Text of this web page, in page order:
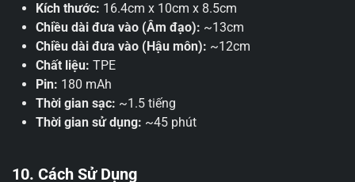
Kích thước: 16.4cm x 10cm x 8.5cm
Chiều dài đưa vào (Âm đạo): ~13cm
Chiều dài đưa vào (Hậu môn): ~12cm
Chất liệu: TPE
Pin: 180 mAh
Thời gian sạc: ~1.5 tiếng
Thời gian sử dụng: ~45 phút
10. Cách Sử Dụng